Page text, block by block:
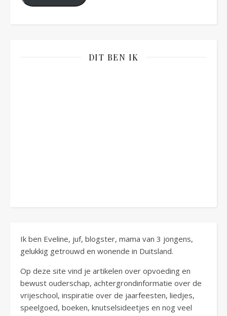
DIT BEN IK
Ik ben Eveline, juf, blogster, mama van 3 jongens,
gelukkig getrouwd en wonende in Duitsland.
Op deze site vind je artikelen over opvoeding en
bewust ouderschap, achtergrondinformatie over de
vrijeschool, inspiratie over de jaarfeesten, liedjes,
speelgoed, boeken, knutselsideetjes en nog veel